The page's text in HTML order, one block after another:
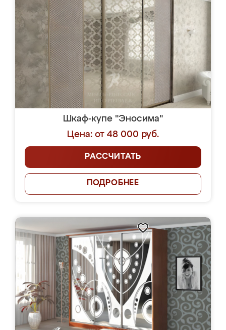
Шкаф-купе "Эносима"
Цена: от 48 000 руб.
РАССЧИТАТЬ
ПОДРОБНЕЕ